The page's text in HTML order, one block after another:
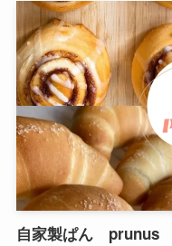
自家製ぱん prunus